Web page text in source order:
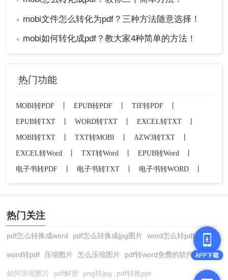
● mobi文件怎么转化为pdf？三种方法随意选择！
● mobi如何转化成pdf？教大家4种简单的方法！
热门功能
MOBI转PDF EPUB转PDF TIF转PDF
EPUB转TXT
WORD转TXT EXCEL转TXT
MOBI转TXT
TXT转MOBI AZW3转TXT
EXCEL转Word
TXT转Word EPUB转Word
电子书转PDF
电子书转TXT 电子书转WORD
热门关注
pdf怎么转换成word pdf怎么转换成jpg图片 word怎么转pdf
word转pdf 压缩图片 怎么压缩图片 pdf转word免费的软件
如何压缩图片 pdf解密 png转jpg pdf转换ppt